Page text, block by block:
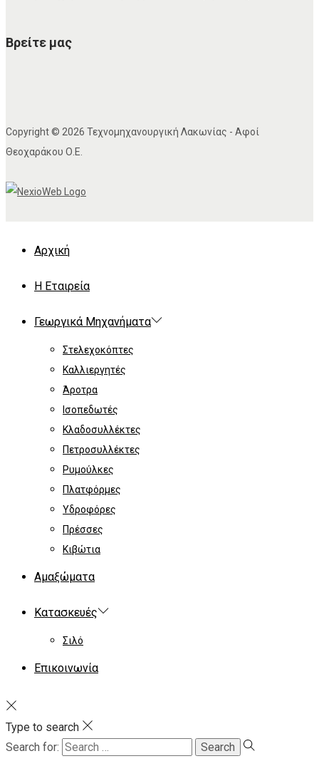
Βρείτε μας
Copyright © 2026 Τεχνομηχανουργική Λακωνίας - Αφοί
Θεοχαράκου Ο.Ε.
Αρχική
Η Εταιρεία
Γεωργικά Μηχανήματα
Στελεχοκόπτες
Καλλιεργητές
Άροτρα
Ισοπεδωτές
Κλαδοσυλλέκτες
Πετροσυλλέκτες
Ρυμούλκες
Πλατφόρμες
Υδροφόρες
Πρέσσες
Κιβώτια
Αμαξώματα
Κατασκευές
Σιλό
Επικοινωνία
Type to search
Search for: